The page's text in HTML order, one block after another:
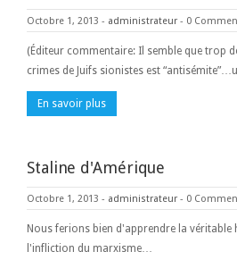
Octobre 1, 2013 - administrateur - 0
(Éditeur commentaire: Il semble que trop
crimes de Juifs sionistes est
En savoir plus
Staline d'Amérique
Octobre 1, 2013 - administrateur - 0
Nous ferions bien d'apprendre la véritable
l'infliction du marxisme…